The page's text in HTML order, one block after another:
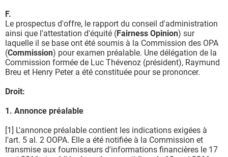
F.
Le prospectus d'offre, le rapport du conseil d'administration
ainsi que l'attestation d'équité (Fairness Opinion) sur
laquelle il se base ont été soumis à la Commission des OPA
(Commission) pour examen préalable. Une délégation de la
Commission formée de Luc Thévenoz (président), Raymund
Breu et Henry Peter a été constituée pour se prononcer.
Droit:
1. Annonce préalable
[1] L'annonce préalable contient les indications exigées à
l'art. 5 al. 2 OOPA. Elle a été notifiée à la Commission et
transmise aux fournisseurs d'informations financières le 17